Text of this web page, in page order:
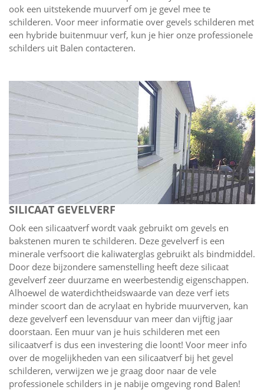
ook een uitstekende muurverf om je gevel mee te
schilderen. Voor meer informatie over gevels schilderen met
een hybride buitenmuur verf, kun je hier onze professionele
schilders uit Balen contacteren.
SILICAAT GEVELVERF
Ook een silicaatverf wordt vaak gebruikt om gevels en
bakstenen muren te schilderen. Deze gevelverf is een
minerale verfsoort die kaliwaterglas gebruikt als bindmiddel.
Door deze bijzondere samenstelling heeft deze silicaat
gevelverf zeer duurzame en weerbestendig eigenschappen.
Alhoewel de waterdichtheidswaarde van deze verf iets
minder scoort dan de acrylaat en hybride muurverven, kan
deze gevelverf een levensduur van meer dan vijftig jaar
doorstaan. Een muur van je huis schilderen met een
silicaatverf is dus een investering die loont! Voor meer info
over de mogelijkheden van een silicaatverf bij het gevel
schilderen, verwijzen we je graag door naar de vele
professionele schilders in je nabije omgeving rond Balen!